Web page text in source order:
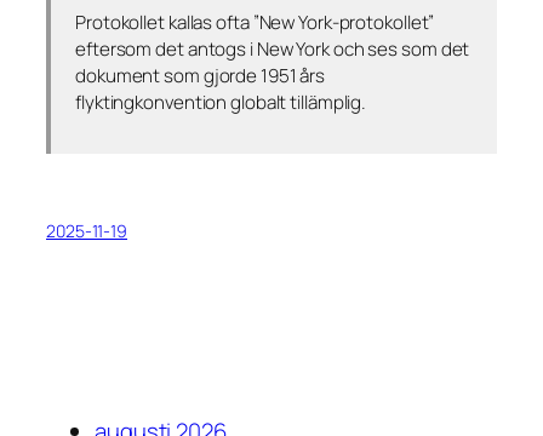
Protokollet kallas ofta ”New York-protokollet”
eftersom det antogs i New York och ses som det
dokument som gjorde 1951 års
flyktingkonvention globalt tillämplig.
2025-11-19